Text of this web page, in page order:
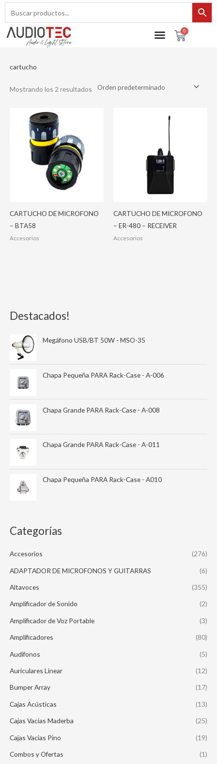
contenido
0Cart
Destacados!
Megáfono USB/BT 50W - MSO-35
Chapa Pequeña PARA Rack-Case - A-006
Chapa Grande PARA Rack-Case - A-008
Chapa Grande PARA Rack-Case - A-011
Chapa Pequeña PARA Rack-Case - A010
Categorías
Accesorios (276)
ADAPTADOR DE MICROFONOS Y GUITARRAS (6)
Altavoces (355)
Amplificador de Sonido (2)
Amplificador de Voz Portable (3)
Amplificadores (80)
Audifonos (5)
Auriculares Linear (12)
Bumper Array (17)
Cajas Acústicas (13)
Cajas Vacias Maderba (25)
Cajas Vacias Pino (19)
Combos y Ofertas (1)
cartucho
Mostrando los 2 resultados
CARTUCHO DE MICROFONO
– BTA58
Accesorios
CARTUCHO DE MICROFONO
– ER-480 – RECEIVER
Accesorios